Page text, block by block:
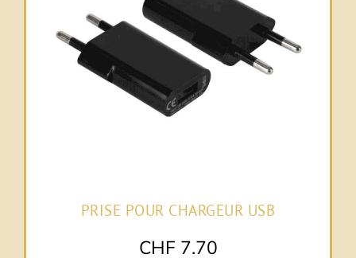
PRISE POUR CHARGEUR USB
CHF 7.70